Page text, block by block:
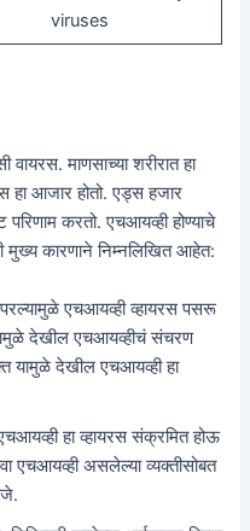
viruses
माणसाच्या शरीरात हा
हा आजार होतो. एड्स हजार
परिणाम करतो. एचआयव्ही होण्याचे
मुख्य कारणाने निम्नलिखित आहेत:
एचआयव्ही व्हायरस पसरू
देखील एचआयव्हीचं संचरण
देखील एचआयव्ही हा
हा व्हायरस संक्रमित होऊ
एचआयव्ही असलेल्या व्यक्तीसोबत